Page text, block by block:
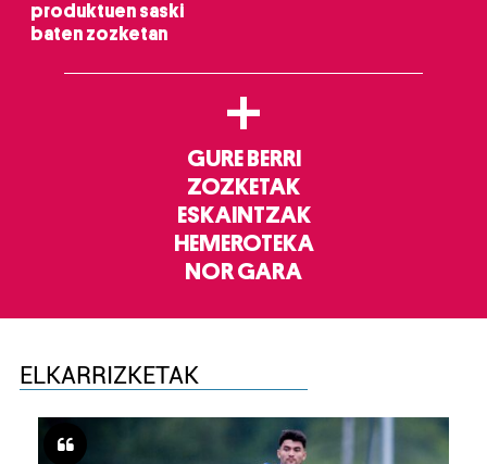
produktuen saski
baten zozketan
+
GURE BERRI
ZOZKETAK
ESKAINTZAK
HEMEROTEKA
NOR GARA
ELKARRIZKETAK